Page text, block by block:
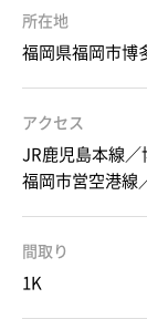
所在地
福岡県福岡市博
アクセス
JR鹿児島本線
福岡市営空港線
間取り
1K